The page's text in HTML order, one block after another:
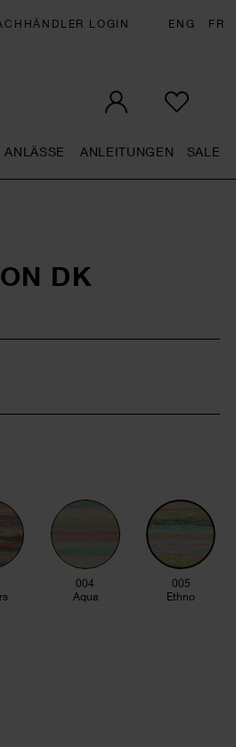
LOGIN ENG FR
ANLÄSSE ANLEITUNGEN SALE
DK
004
Aqua
005
Ethno